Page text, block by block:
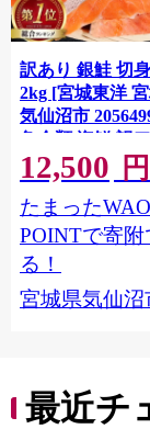
訳あり 銀鮭 切
2kg [宮城東洋
気仙沼市
魚介類 海鮮 訳
格外 不揃い さけ
鮭切身 シャケ 切
冷凍 家庭用 おか
当 支援 サーモン
切り身 魚 わけあ
12,500 円
たまった
POINTで寄附
る！
宮城県気仙沼
最近チ